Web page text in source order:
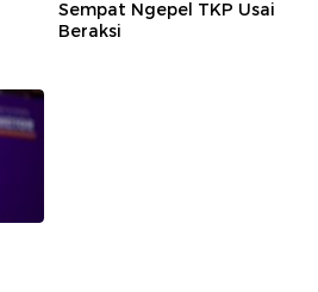
Sempat Ngepel TKP Usai
Beraksi